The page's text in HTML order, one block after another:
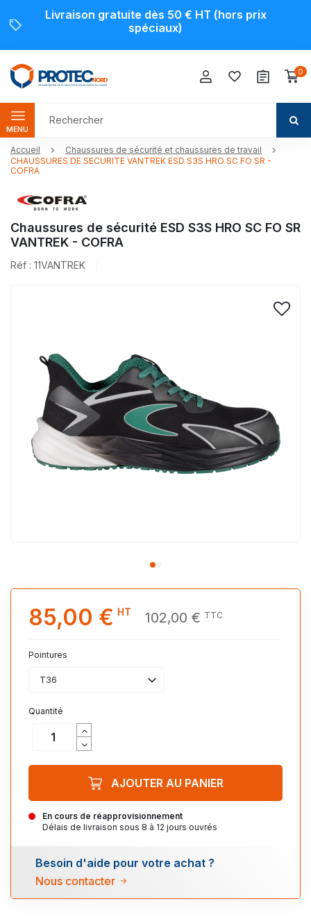
Livraison gratuite dès 50 € HT (hors prix
spéciaux)
0
MENU
Accueil
Chaussures de sécurité et chaussures de travail
CHAUSSURES DE SECURITE VANTREK ESD S3S HRO SC FO SR -
COFRA
Chaussures de sécurité ESD S3S HRO SC FO SR
VANTREK - COFRA
Réf : 11VANTREK
85,00 € HT 102,00 € TTC
Pointures
T36
Quantité
En cours de réapprovisionnement
Délais de livraison sous 8 à 12 jours ouvrés
AJOUTER AU PANIER
Besoin d'aide pour votre achat ?
Nous contacter